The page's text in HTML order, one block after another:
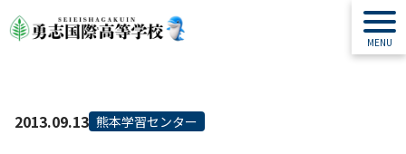
2013.09.13 熊本学習センター